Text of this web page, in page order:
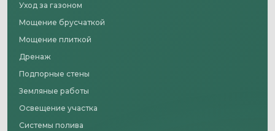
Уход за газоном
Мощение брусчаткой
Мощение плиткой
Дренаж
Подпорные стены
Земляные работы
Освещение участка
Системы полива